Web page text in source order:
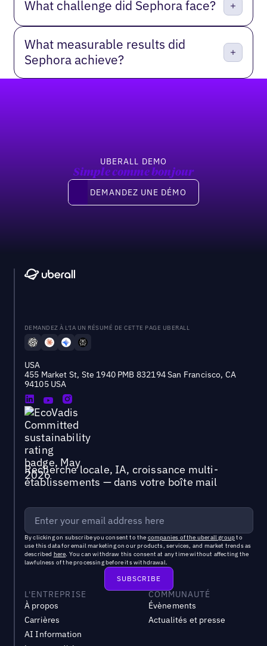
What challenge did Sephora face?
What measurable results did
Sephora achieve?
UBERALL DEMO
Simple comme bonjour
Demandez une démo
DEMANDEZ UNE DÉMO
DEMANDEZ À L'IA UN RÉSUMÉ DE CETTE PAGE UBERALL
USA
455 Market St, Ste 1940 PMB 832194 San Francisco, CA
94105 USA
Recherche locale, IA, croissance multi-
établissements — dans votre boîte mail
By clicking on subscribe you consent to the companies of the uberall groupto
use this data for email marketing on our products, services, and market trends as
described here. You can withdraw this consent at any time without affecting the
lawfulness of the processing before its withdrawal.
L'ENTREPRISE
À propos
Carrières
AI Information
COMMUNAUTÉ
Évènements
Actualités et presse